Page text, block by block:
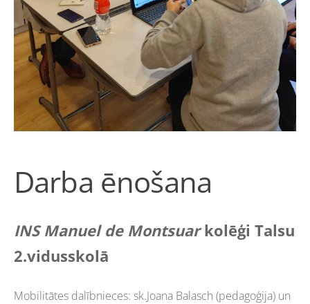
Darba ēnošana
INS Manuel de Montsuarkolēģi Talsu
2.vidusskolā
Mobilitātes dalībnieces: sk.Joana Balasch (pedagoģija) un